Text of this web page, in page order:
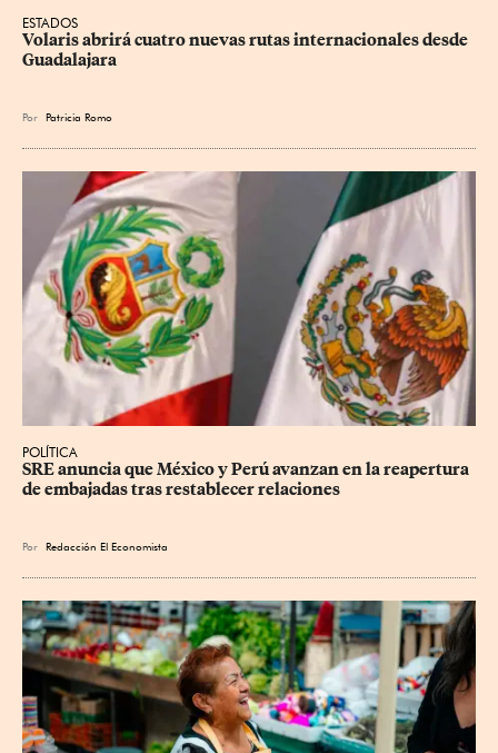
ESTADOS
Volaris abrirá cuatro nuevas rutas internacionales desde
Guadalajara
Por Patricia Romo
POLÍTICA
SRE anuncia que México y Perú avanzan en la reapertura
de embajadas tras restablecer relaciones
Por Redacción El Economista